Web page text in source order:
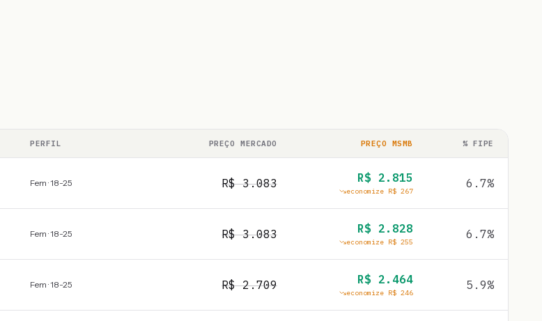
PERFIL PREÇO MERCADO PREÇO MSMB % FIPE
Fem · 18-25 R$3.083 R$ 2.815
economize R$ 267
6.7%
Fem · 18-25 R$3.083 R$ 2.828
economize R$ 255
6.7%
Fem · 18-25 R$2.709 R$ 2.464
economize R$ 246
5.9%